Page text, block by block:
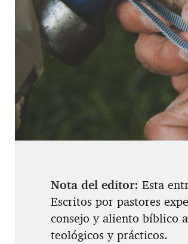
Nota del editor: Esta
Escritos por pastores
consejo y aliento bíblico
teológicos y prácticos.